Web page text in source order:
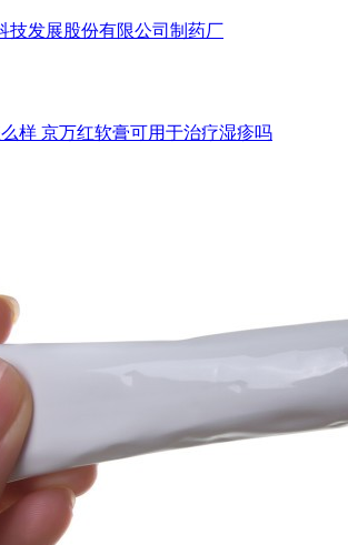
技发展股份有限公司制药厂
样 京万红软膏可用于治疗湿疹吗